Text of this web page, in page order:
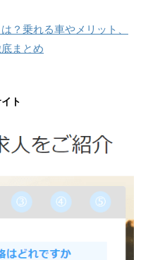
？乗れる車やメリット、
まとめ
ト